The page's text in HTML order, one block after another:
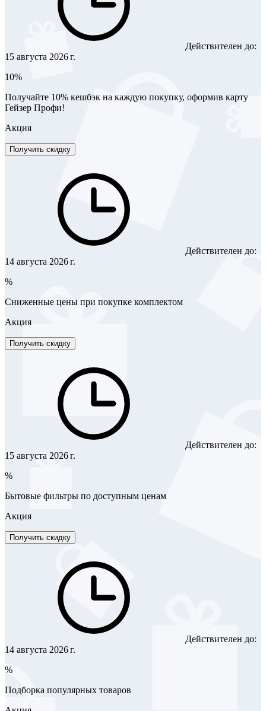
Действителен до:
15 августа 2026 г.
10%
Получайте 10% кешбэк на каждую покупку, оформив карту
Гейзер Профи!
Акция
Получить скидку
Действителен до:
14 августа 2026 г.
%
Сниженные цены при покупке комплектом
Акция
Получить скидку
Действителен до:
15 августа 2026 г.
%
Бытовые фильтры по доступным ценам
Акция
Получить скидку
Действителен до:
14 августа 2026 г.
%
Подборка популярных товаров